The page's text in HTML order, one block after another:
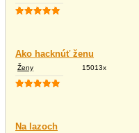
Ako hacknúť ženu
Ženy 15013x
Na lazoch